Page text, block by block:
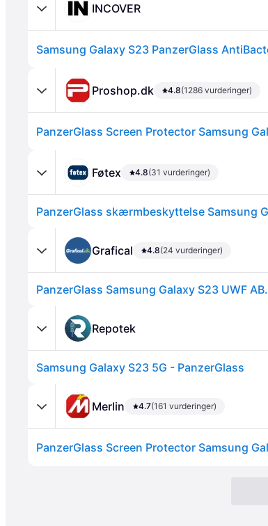
INCOVER
Proshop.dk 4.8(1286 vurderinger)
Føtex 4.8(31 vurderinger)
Grafical 4.8(24 vurderinger)
PanzerGlass Samsung Galaxy S23 UWF AB.
Repotek
Samsung Galaxy S23 5G - PanzerGlass
Merlin 4.7(161 vurderinger)